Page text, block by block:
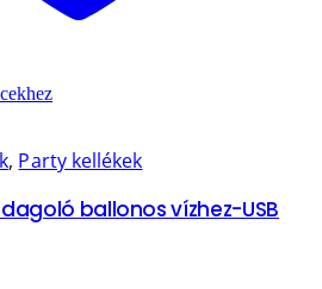
, Party kellékek
ballonos vízhez-USB